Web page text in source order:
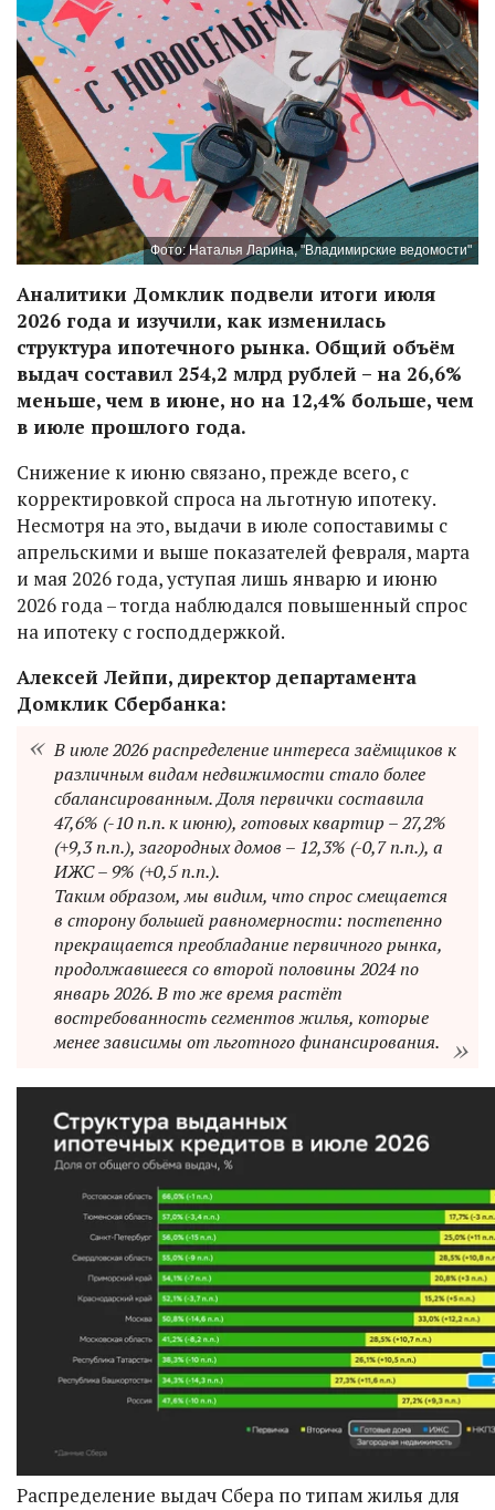
Фото: Наталья Ларина, "Владимирские ведомости"
Аналитики Домклик подвели итоги июля
2026 года и изучили, как изменилась
структура ипотечного рынка. Общий объём
выдач составил 254,2 млрд рублей – на 26,6%
меньше, чем в июне, но на 12,4% больше, чем
в июле прошлого года.
Снижение к июню связано, прежде всего, с
корректировкой спроса на льготную ипотеку.
Несмотря на это, выдачи в июле сопоставимы с
апрельскими и выше показателей февраля, марта
и мая 2026 года, уступая лишь январю и июню
2026 года – тогда наблюдался повышенный спрос
на ипотеку с господдержкой.
Алексей Лейпи, директор департамента
Домклик Сбербанка:
В июле 2026 распределение интереса заёмщиков к
различным видам недвижимости стало более
сбалансированным. Доля первички составила
47,6% (-10 п.п. к июню), готовых квартир – 27,2%
(+9,3 п.п.), загородных домов – 12,3% (-0,7 п.п.), а
ИЖС – 9% (+0,5 п.п.).
Таким образом, мы видим, что спрос смещается
в сторону большей равномерности: постепенно
прекращается преобладание первичного рынка,
продолжавшееся со второй половины 2024 по
январь 2026. В то же время растёт
востребованность сегментов жилья, которые
менее зависимы от льготного финансирования.
Распределение выдач Сбера по типам жилья для